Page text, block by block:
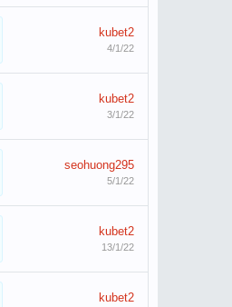
kubet2
4/1/22
kubet2
3/1/22
seohuong295
5/1/22
kubet2
13/1/22
kubet2